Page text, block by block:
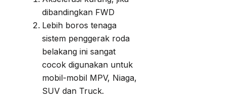
dibandingkan FWD
Lebih boros tenaga
sistem penggerak roda
belakang ini sangat
cocok digunakan untuk
mobil-mobil MPV, Niaga,
SUV dan Truck.